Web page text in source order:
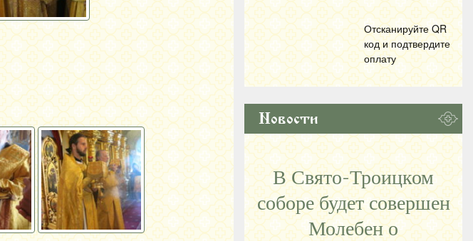
Отсканируйте QR
код и подтвердите
оплату
Новости
В Свято-Троицком
соборе будет совершен
Молебен о